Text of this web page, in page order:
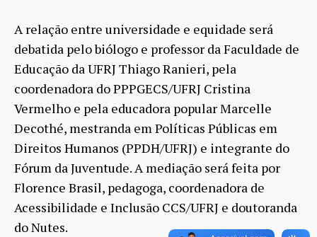
A relação entre universidade e equidade será
debatida pelo biólogo e professor da Faculdade de
Educação da UFRJ Thiago Ranieri, pela
coordenadora do PPPGECS/UFRJ Cristina
Vermelho e pela educadora popular Marcelle
Decothé, mestranda em Políticas Públicas em
Direitos Humanos (PPDH/UFRJ) e integrante do
Fórum da Juventude. A mediação será feita por
Florence Brasil, pedagoga, coordenadora de
Acessibilidade e Inclusão CCS/UFRJ e doutoranda
do Nutes.